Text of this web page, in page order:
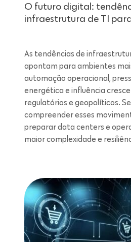
O futuro digital:
infraestrutura de TI
As tendências de
apontam para ambientes
automação operacional,
energética e influência
regulatórios e geopolíticos.
compreender esses
preparar data centers e
maior complexidade e